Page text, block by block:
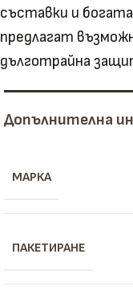
съставки и
предлагат
дълготрайна
Допълнителна
МАРКА
ПАКЕТИРАНЕ